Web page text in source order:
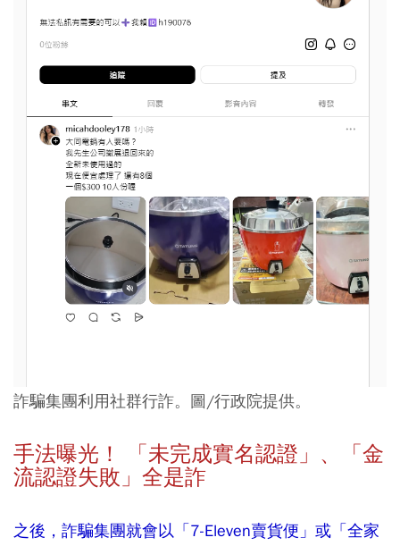
詐騙集團利用社群行詐。圖/行政院提供。
手法曝光！ 「未完成實名認證」、「金
流認證失敗」全是詐
之後，詐騙集團就會以「7-Eleven賣貨便」或「全家